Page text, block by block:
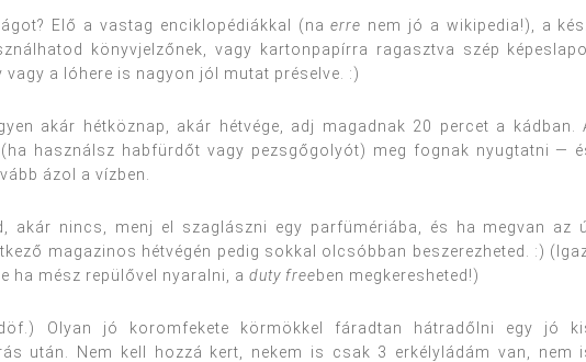
Elő a vastag enciklopédiákkal (naerre nem jó a wikipedia!), a
könyvjelzőnek, vagy kartonpapírra ragasztva szép
a lóhere is nagyon jól mutat préselve. :)
akár hétköznap, akár hétvége, adj magadnak 20 percet a kádban.
használsz habfürdőt vagy pezsgőgolyót) meg fognak nyugtatni —
ázol a vízben.
akár nincs, menj el szaglászni egy parfümériába, és ha megvan az
magazinos hétvégén pedig sokkal olcsóbban beszerezheted. :)
ha mész repülővel nyaralni, a duty freeben megkeresheted!)
Olyan jó koromfekete körmökkel fáradtan hátradőlni egy jó
után. Nem kell hozzá kert, nekem is csak 3 erkélyládám van, nem